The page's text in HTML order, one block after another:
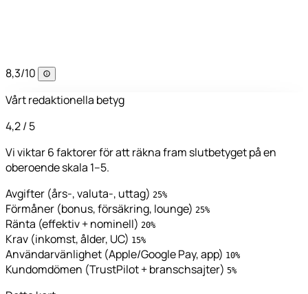
8,3/10
Vårt redaktionella betyg
4,2/ 5
Vi viktar 6 faktorer för att räkna fram slutbetyget på en
oberoende skala 1–5.
Avgifter (års-, valuta-, uttag) 25%
Förmåner (bonus, försäkring, lounge) 25%
Ränta (effektiv + nominell) 20%
Krav (inkomst, ålder, UC) 15%
Användarvänlighet (Apple/Google Pay, app) 10%
Kundomdömen (TrustPilot + branschsajter) 5%